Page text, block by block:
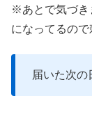
※あとで気づき
になってるので
届いた次の